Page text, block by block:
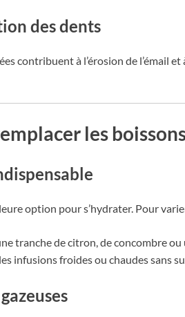
des dents
contribuent à l’érosion de l’émail
les
option pour s’hydrater. Pour
tranche de citron, de concombre
infusions froides ou chaudes sans